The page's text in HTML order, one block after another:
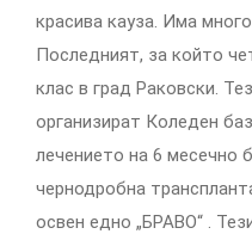
красива кауза. Има
Последният, за който
клас в град Раковски.
организират Коледен
лечението на 6 месечно
чернодробна
освен едно „БРАВО“ .